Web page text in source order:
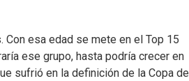
Con esa edad se mete en el Top 15
ese grupo, hasta podría crecer en
sufrió en la definición de la Copa de